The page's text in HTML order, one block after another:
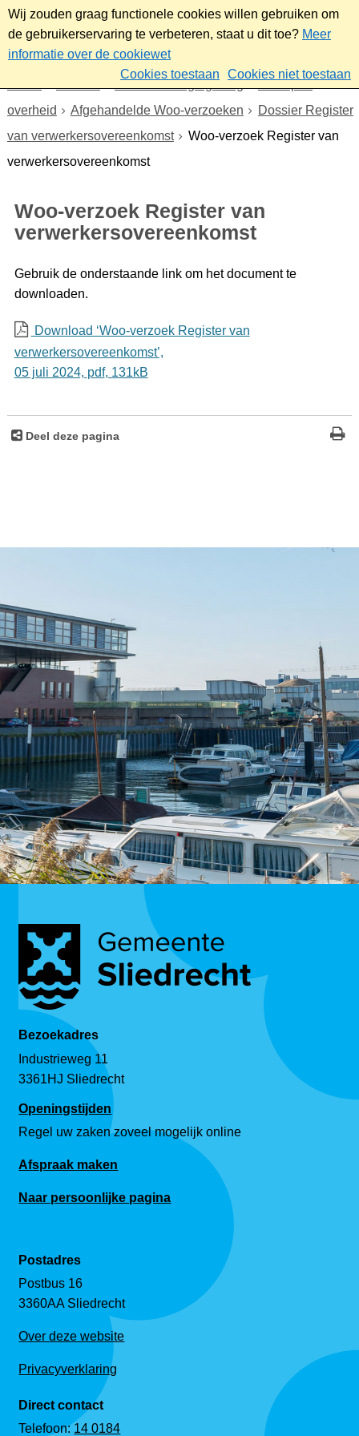
Wij zouden graag functionele cookies willen gebruiken om
de gebruikerservaring te verbeteren, staat u dit toe? Meer
informatie over de cookiewet
Cookies toestaan
Cookies niet toestaan
Beleid- en regelgeving
Wet open
overheid
Afgehandelde Woo-verzoeken
Dossier Register
van verwerkersovereenkomst
Woo-verzoek Register van
verwerkersovereenkomst
Woo-verzoek Register van
verwerkersovereenkomst
Gebruik de onderstaande link om het document te
downloaden.
Download ‘Woo-verzoek Register van
verwerkersovereenkomst’,
05 juli 2024, pdf, 131kB
Deel deze pagina
Bezoekadres
Industrieweg 11
3361HJ Sliedrecht
Openingstijden
Regel uw zaken zoveel mogelijk online
Afspraak maken
Naar persoonlijke pagina
Postadres
Postbus 16
3360AA Sliedrecht
Over deze website
Privacyverklaring
Direct contact
Telefoon:14 0184